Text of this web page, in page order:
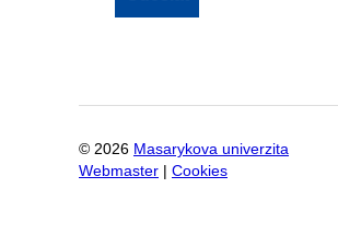
© 2026 Masarykova univerzita
Webmaster
Cookies